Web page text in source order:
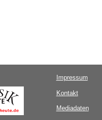
Impressum
Kontakt
Mediadaten